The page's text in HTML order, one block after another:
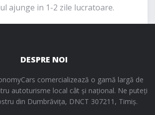
ajunge in 1-2 zile lucratoare.
DESPRE NOI
comercializează o gamă largă de
autoturisme local cât și național. Ne puteți
din Dumbrăvița, DNCT 307211, Timiș.